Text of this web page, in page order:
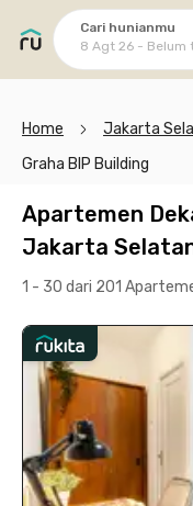
Cari hunianmu
8 Agt 26 - Belum
Home Jakarta
Graha BIP Building
Apartemen
Jakarta
1 - 30 dari 201